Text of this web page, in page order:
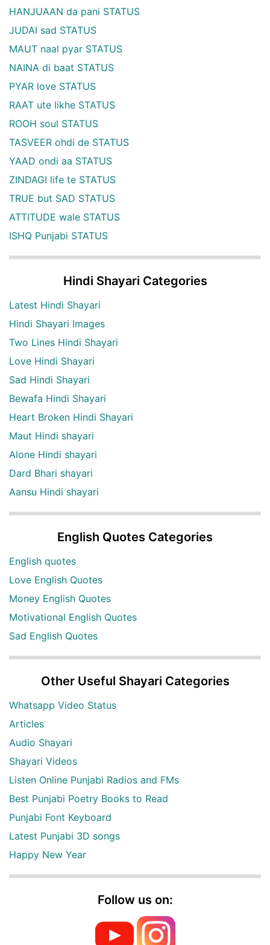
HANJUAAN da pani STATUS
JUDAI sad STATUS
MAUT naal pyar STATUS
NAINA di baat STATUS
PYAR love STATUS
RAAT ute likhe STATUS
ROOH soul STATUS
TASVEER ohdi de STATUS
YAAD ondi aa STATUS
ZINDAGI life te STATUS
TRUE but SAD STATUS
ATTITUDE wale STATUS
ISHQ Punjabi STATUS
Hindi Shayari Categories
Latest Hindi Shayari
Hindi Shayari Images
Two Lines Hindi Shayari
Love Hindi Shayari
Sad Hindi Shayari
Bewafa Hindi Shayari
Heart Broken Hindi Shayari
Maut Hindi shayari
Alone Hindi shayari
Dard Bhari shayari
Aansu Hindi shayari
English Quotes Categories
English quotes
Love English Quotes
Money English Quotes
Motivational English Quotes
Sad English Quotes
Other Useful Shayari Categories
Whatsapp Video Status
Articles
Audio Shayari
Shayari Videos
Listen Online Punjabi Radios and FMs
Best Punjabi Poetry Books to Read
Punjabi Font Keyboard
Latest Punjabi 3D songs
Happy New Year
Follow us on: